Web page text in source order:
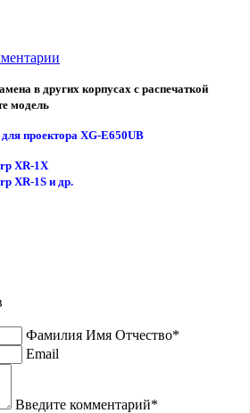
в других корпусах с распечаткой
модель
проектора XG-E650UB
XR-1X
XR-1S и др.
Фамилия Имя Отчество*
Email
Введите комментарий*